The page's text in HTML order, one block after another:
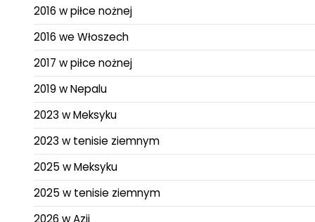
2016 w piłce nożnej
2016 we Włoszech
2017 w piłce nożnej
2019 w Nepalu
2023 w Meksyku
2023 w tenisie ziemnym
2025 w Meksyku
2025 w tenisie ziemnym
2026 w Azji